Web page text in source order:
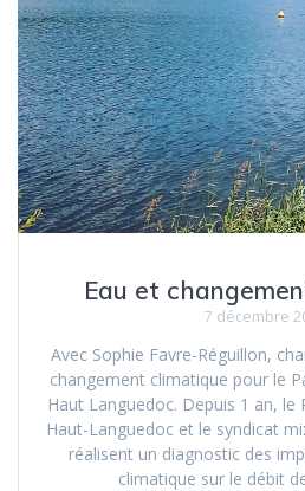
Eau et
7 décembre
Avec Sophie Favre-Réguillon,
changement climatique pour le
Haut Languedoc. Depuis 1 an, le
Haut-Languedoc et le syndicat
réalisent un diagnostic des
climatique sur le débit